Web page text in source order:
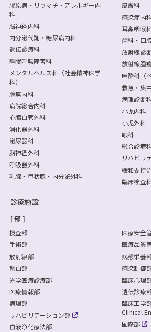
膠原病・リウマチ・アレルギー内
科
脳神経内科
内分泌代謝・糖尿病内科
遺伝診療科
睡眠呼吸障害科
メンタルヘルス科（社会精神医学
科）
腫瘍内科
病院総合内科
心臓血管外科
消化器外科
泌尿器科
脳神経外科
呼吸器外科
乳腺・甲状腺・内分泌外科
皮膚科
感染症内
耳鼻咽喉
歯科・口
放射線診
放射線腫
麻酔科（
救急・集
病理診断
小児内科
小児外科
眼科
総合診療
リハビリ
緩和支持
臨床検査
診療施設
部
検査部
手術部
放射線部
輸血部
光学医療診療部
医療情報部
病理部
リハビリテーション部
血液浄化療法部
医療安全
医療品質
病態栄養
感染制御
臨床心理
遺伝診療
臨床工学
Clinical
国際部